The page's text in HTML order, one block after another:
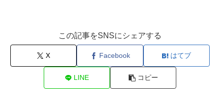
この記事をSNSにシェアする
X Facebook はてブ
LINE コピー